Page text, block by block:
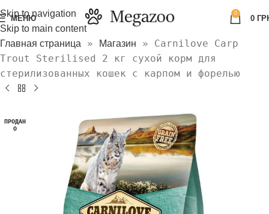
Skip to navigation
Skip to main content
МЕНЮ
0
0
Главная страница » Магазин » Carnilove Carp
Trout Sterilised 2 кг сухой корм для
стерилизованных кошек с карпом и форелью
ПРОДАН
О